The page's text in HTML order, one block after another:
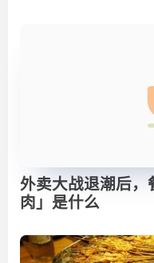
外卖大战退潮后，
肉」是什么